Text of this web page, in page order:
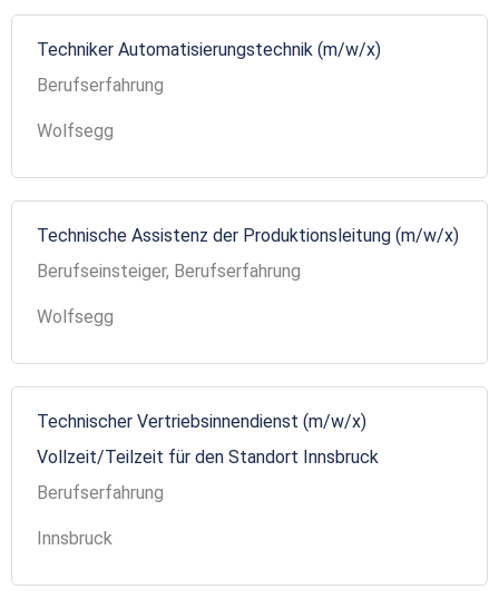
Techniker Automatisierungstechnik (m/w/x)
Berufserfahrung
Wolfsegg
Technische Assistenz der Produktionsleitung (m/w/x)
Berufseinsteiger, Berufserfahrung
Wolfsegg
Technischer Vertriebsinnendienst (m/w/x)
Vollzeit/Teilzeit für den Standort Innsbruck
Berufserfahrung
Innsbruck